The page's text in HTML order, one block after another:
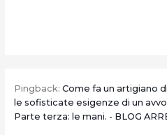
Pingback: Come fa un artigiano
le sofisticate esigenze di un
Parte terza: le mani. - BLOG